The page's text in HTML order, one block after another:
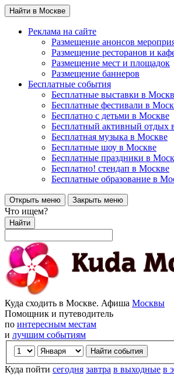
Найти в Москве
Реклама на сайте
Размещение анонсов
Размещение ресторанов и
Размещение мест и площадок
Размещение баннеров
Бесплатные события
Бесплатные выставки в
Бесплатные фестивали в
Бесплатно с детьми в Москве
Бесплатный активный отдых
Бесплатная музыка в Москве
Бесплатные шоу в Москве
Бесплатные праздники в
Бесплатно! стендап в Москве
Бесплатные образование в
Открыть меню Закрыть меню
Что ищем?
Найти
Куда сходить в Москве. Афиша Москвы
Помощник и путеводитель
по интересным местам
и лучшим событиям
Куда пойти сегодня завтра в выходные в